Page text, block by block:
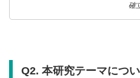
確
Q2. 本研究テーマにつ